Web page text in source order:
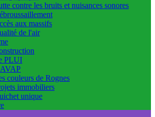
contre les bruits et nuisances sonores
aux massifs
de l'air
PLUI
couleurs de Rognes
immobiliers
unique